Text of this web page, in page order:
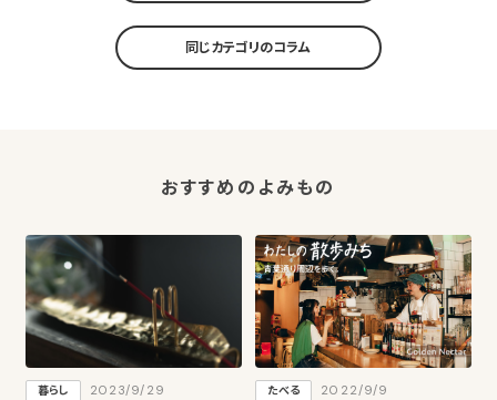
同じカテゴリのコラム
おすすめのよみもの
暮らし
2023/9/29
たべる
2022/9/9